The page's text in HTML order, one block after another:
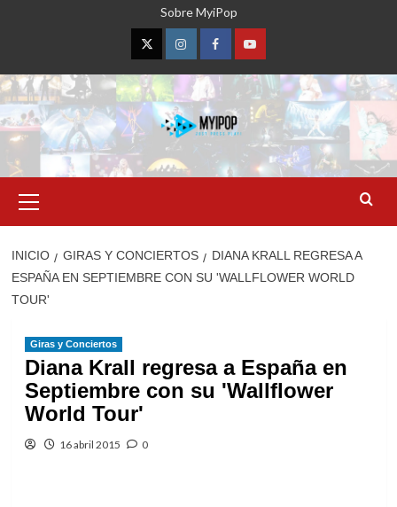
Sobre MyiPop
TwitterInstagramFacebookYouTube
primario
INICIO GIRAS Y CONCIERTOS
DIANA KRALL REGRESA A
ESPAÑA EN SEPTIEMBRE CON SU 'WALLFLOWER WORLD
TOUR'
Giras y Conciertos
Diana Krall regresa a España en
Septiembre con su 'Wallflower
World Tour'
16 abril 2015 0